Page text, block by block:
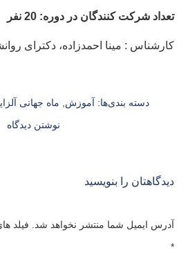
تعداد شرکت کنندگان در دوره: 20 نفر
کارشناس : مینا احمدزاده، دکترای
دسته بندی‌ها: آموزش ماه جهانی
نوشتن دیدگاه
دیدگاهتان را بنویسید
آدرس ایمیل شما منتشر نخواهد شد.
*